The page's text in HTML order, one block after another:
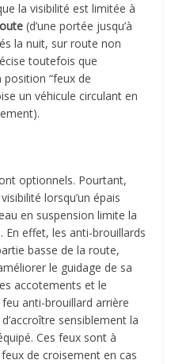
la visibilité est limitée à
(d’une portée jusqu’à
la nuit, sur route non
toutefois que
position “feux de
un véhicule circulant en
optionnels. Pourtant,
lorsqu’un épais
en suspension limite la
effet, les anti-brouillards
basse de la route,
le guidage de sa
accotements et le
anti-brouillard arrière
sensiblement la
Ces feux sont à
de croisement en cas